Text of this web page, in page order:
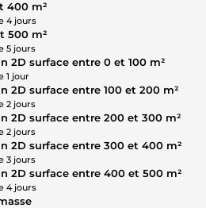
400 m²
4 jours
500 m²
5 jours
2D surface entre 0 et 100 m²
1 jour
2D surface entre 100 et 200 m²
2 jours
2D surface entre 200 et 300 m²
2 jours
2D surface entre 300 et 400 m²
3 jours
2D surface entre 400 et 500 m²
4 jours